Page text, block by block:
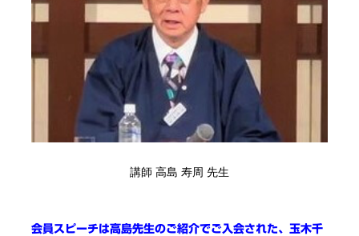
講師 高島 寿周 先生
会員スピーチは高島先生のご紹介でご入会された、玉木千